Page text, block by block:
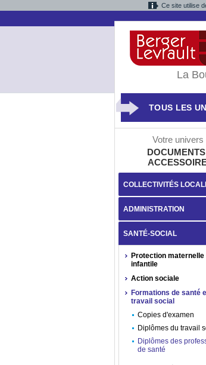
Ce site utilise
La
TOUS LES
Votre univers
COLLECTIVITÉS
ADMINISTRATION
SANTÉ-SOCIAL
Protection maternelle
infantile
Action sociale
Formations de santé
travail social
Copies d'examen
Diplômes du travail
Diplômes des
de santé